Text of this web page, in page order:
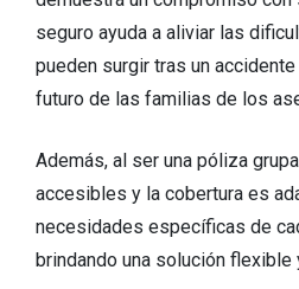
seguro ayuda a aliviar las
pueden surgir tras un
futuro de las familias de los
Además, al ser una póliza
accesibles y la cobertura es
necesidades específicas de
brindando una solución flexible